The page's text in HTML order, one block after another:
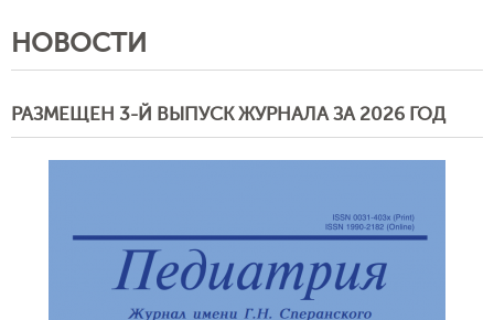
НОВОСТИ
РАЗМЕЩЕН 3-Й ВЫПУСК ЖУРНАЛА ЗА 2026 ГОД